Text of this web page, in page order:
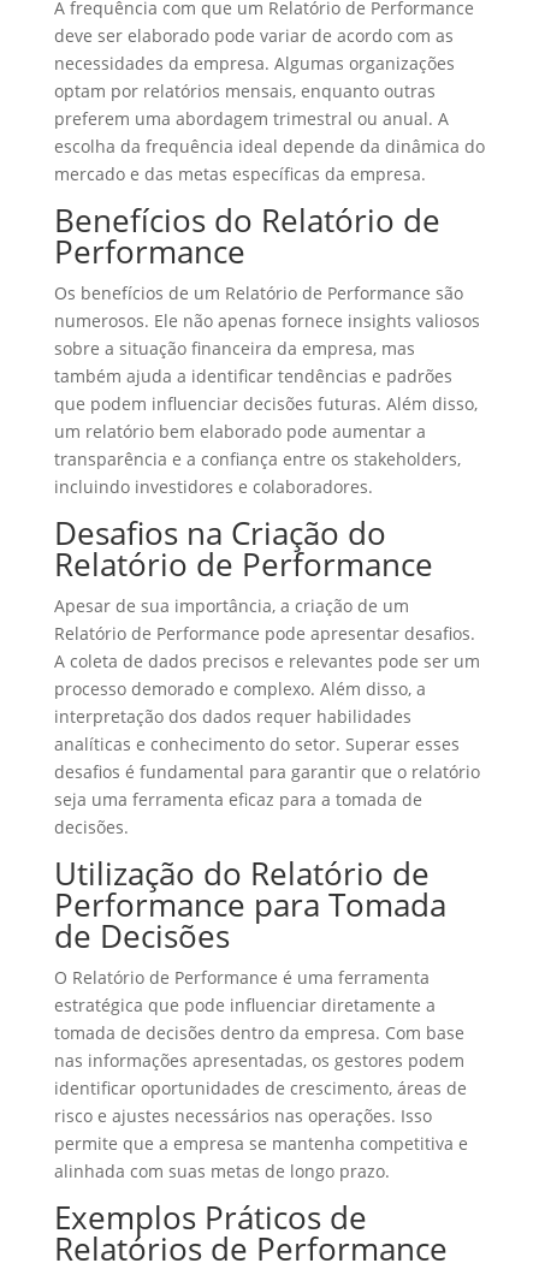
A frequência com que um Relatório de Performance
deve ser elaborado pode variar de acordo com as
necessidades da empresa. Algumas organizações
optam por relatórios mensais, enquanto outras
preferem uma abordagem trimestral ou anual. A
escolha da frequência ideal depende da dinâmica do
mercado e das metas específicas da empresa.
Benefícios do Relatório de
Performance
Os benefícios de um Relatório de Performance são
numerosos. Ele não apenas fornece insights valiosos
sobre a situação financeira da empresa, mas
também ajuda a identificar tendências e padrões
que podem influenciar decisões futuras. Além disso,
um relatório bem elaborado pode aumentar a
transparência e a confiança entre os stakeholders,
incluindo investidores e colaboradores.
Desafios na Criação do
Relatório de Performance
Apesar de sua importância, a criação de um
Relatório de Performance pode apresentar desafios.
A coleta de dados precisos e relevantes pode ser um
processo demorado e complexo. Além disso, a
interpretação dos dados requer habilidades
analíticas e conhecimento do setor. Superar esses
desafios é fundamental para garantir que o relatório
seja uma ferramenta eficaz para a tomada de
decisões.
Utilização do Relatório de
Performance para Tomada
de Decisões
O Relatório de Performance é uma ferramenta
estratégica que pode influenciar diretamente a
tomada de decisões dentro da empresa. Com base
nas informações apresentadas, os gestores podem
identificar oportunidades de crescimento, áreas de
risco e ajustes necessários nas operações. Isso
permite que a empresa se mantenha competitiva e
alinhada com suas metas de longo prazo.
Exemplos Práticos de
Relatórios de Performance